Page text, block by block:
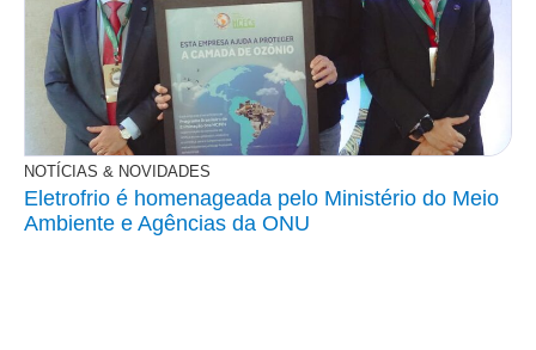
NOTÍCIAS & NOVIDADES
Eletrofrio é homenageada pelo Ministério do Meio
Ambiente e Agências da ONU